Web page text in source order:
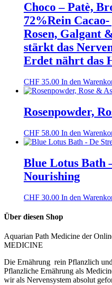
Choco – Patè,
72%Rein
Rosen, Galgant
stärkt das
Erdet nährt das
CHF 35.00 In den
Rosenpowder,
CHF 58.00 In den
Blue Lotus Bath
Nourishing
CHF 30.00 In den
Über diesen Shop
Aquarian Path Medicine der
MEDICINE
Die Ernährung rein Pflanzlich
Pflanzliche Ernährung als
wir als Nervensystem absolut